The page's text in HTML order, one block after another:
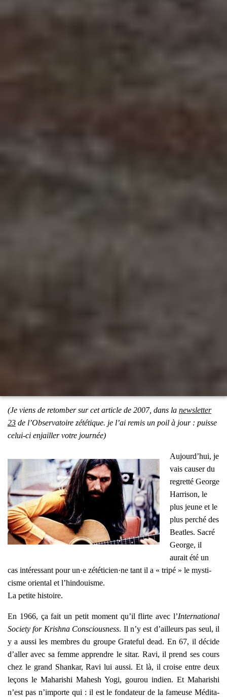
(Je viens de retom­ber sur cet article de 2007, dans la news­let­ter
23 de l’Ob­ser­va­toire zété­tique. je l’ai remis un poil à jour : puisse
celui-ci enjailler votre jour­née)
Aujourd’hui, je
vais cau­ser du
regret­té George
Har­ri­son, le
plus jeune et le
plus per­ché des
Beatles. Sacré
George, il
aurait été un
cas inté­res­sant pour un·e zététicien·ne tant il a « tri­pé » le mys­ti­
cisme orien­tal et l’hindouisme.
La petite his­toire.
En 1966, ça fait un petit moment qu’il flirte avec l’Inter­na­tio­nal
Socie­ty for Kri­sh­na Conscious­ness. Il n’y est d’ailleurs pas seul, il
y a aus­si les membres du groupe Gra­te­ful dead. En 67, il décide
d’aller avec sa femme apprendre le sitar. Ravi, il prend ses cours
chez le grand Shan­kar, Ravi lui aus­si. Et là, il croise entre deux
leçons le Maha­ri­shi Mahesh Yogi, gou­rou indien. Et Maha­ri­shi
n’est pas n’importe qui : il est le fon­da­teur de la fameuse Médi­ta­